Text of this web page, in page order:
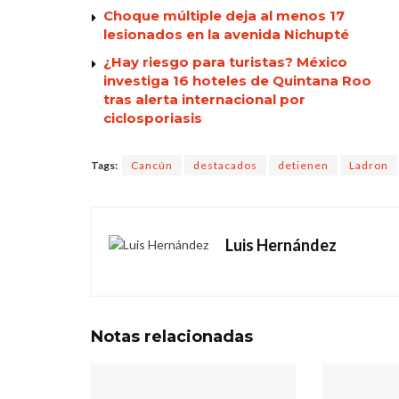
Choque múltiple deja al menos 17
lesionados en la avenida Nichupté
¿Hay riesgo para turistas? México
investiga 16 hoteles de Quintana Roo
tras alerta internacional por
ciclosporiasis
Tags: Cancún destacados detienen Ladron
Luis Hernández
Notas relacionadas